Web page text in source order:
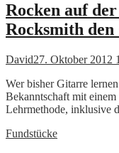
Rocken auf
Rocksmith
David27. Oktober 2012
Wer bisher Gitarre
Bekanntschaft mit
Lehrmethode, inklusive
Fundstücke